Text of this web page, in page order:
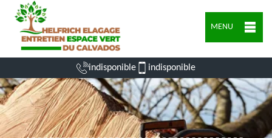
MENU
indisponible indisponible